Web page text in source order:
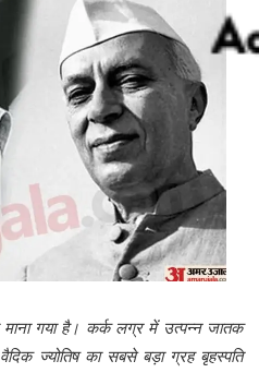
गया है। कर्क लग्र में उत्पन्न जातक
ज्योतिष का सबसे बड़ा ग्रह बृहस्पति